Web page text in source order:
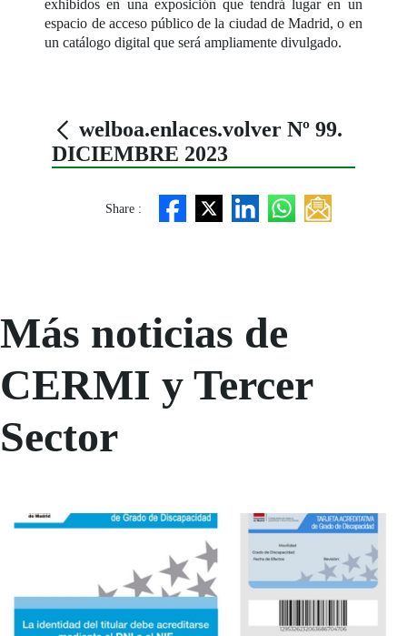
exhibidos en una exposición que tendrá lugar en un
espacio de acceso público de la ciudad de Madrid, o en
un catálogo digital que será ampliamente divulgado.
welboa.enlaces.volver Nº 99.
DICIEMBRE 2023
Share :
Más noticias de
CERMI y Tercer
Sector